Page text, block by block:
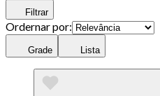
Filtrar
Ordernar por:
Grade Lista